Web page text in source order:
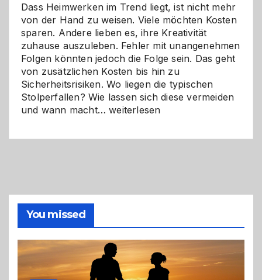
Dass Heimwerken im Trend liegt, ist nicht mehr
von der Hand zu weisen. Viele möchten Kosten
sparen. Andere lieben es, ihre Kreativität
zuhause auszuleben. Fehler mit unangenehmen
Folgen könnten jedoch die Folge sein. Das geht
von zusätzlichen Kosten bis hin zu
Sicherheitsrisiken. Wo liegen die typischen
Stolperfallen? Wie lassen sich diese vermeiden
und wann macht…Selber
richtige
Entscheidung
weiterlesen
You missed